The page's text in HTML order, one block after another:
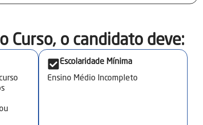
Curso, o candidato deve:​
Escolaridade Mínima
Ensino Médio Incompleto